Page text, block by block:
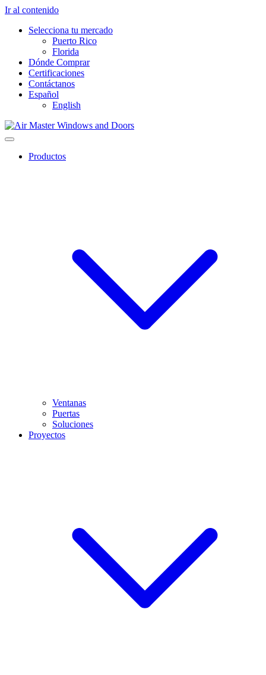
Ir al contenido
Selecciona tu mercado
Puerto Rico
Florida
Dónde Comprar
Certificaciones
Contáctanos
Español
English
Productos
Ventanas
Puertas
Soluciones
Proyectos